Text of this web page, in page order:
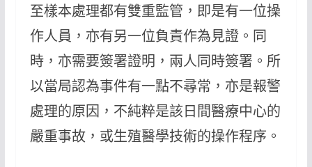
至樣本處理都有雙重監管，即是有一位操
作人員，亦有另一位負責作為見證。同
時，亦需要簽署證明，兩人同時簽署。所
以當局認為事件有一點不尋常，亦是報警
處理的原因，不純粹是該日間醫療中心的
嚴重事故，或生殖醫學技術的操作程序。